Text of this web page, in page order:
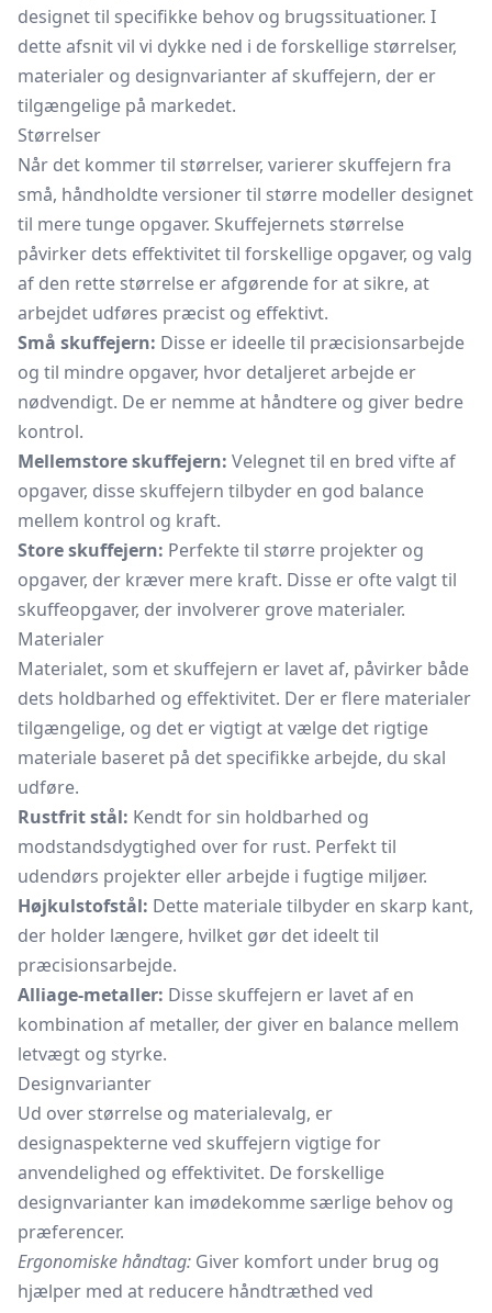
designet til specifikke behov og brugssituationer. I
dette afsnit vil vi dykke ned i de forskellige størrelser,
materialer og designvarianter af skuffejern, der er
tilgængelige på markedet.
Størrelser
Når det kommer til størrelser, varierer skuffejern fra
små, håndholdte versioner til større modeller designet
til mere tunge opgaver. Skuffejernets størrelse
påvirker dets effektivitet til forskellige opgaver, og valg
af den rette størrelse er afgørende for at sikre, at
arbejdet udføres præcist og effektivt.
Små skuffejern: Disse er ideelle til præcisionsarbejde
og til mindre opgaver, hvor detaljeret arbejde er
nødvendigt. De er nemme at håndtere og giver bedre
kontrol.
Mellemstore skuffejern: Velegnet til en bred vifte af
opgaver, disse skuffejern tilbyder en god balance
mellem kontrol og kraft.
Store skuffejern: Perfekte til større projekter og
opgaver, der kræver mere kraft. Disse er ofte valgt til
skuffeopgaver, der involverer grove materialer.
Materialer
Materialet, som et skuffejern er lavet af, påvirker både
dets holdbarhed og effektivitet. Der er flere materialer
tilgængelige, og det er vigtigt at vælge det rigtige
materiale baseret på det specifikke arbejde, du skal
udføre.
Rustfrit stål: Kendt for sin holdbarhed og
modstandsdygtighed over for rust. Perfekt til
udendørs projekter eller arbejde i fugtige miljøer.
Højkulstofstål: Dette materiale tilbyder en skarp kant,
der holder længere, hvilket gør det ideelt til
præcisionsarbejde.
Alliage-metaller: Disse skuffejern er lavet af en
kombination af metaller, der giver en balance mellem
letvægt og styrke.
Designvarianter
Ud over størrelse og materialevalg, er
designaspekterne ved skuffejern vigtige for
anvendelighed og effektivitet. De forskellige
designvarianter kan imødekomme særlige behov og
præferencer.
Ergonomiske håndtag: Giver komfort under brug og
hjælper med at reducere håndtræthed ved